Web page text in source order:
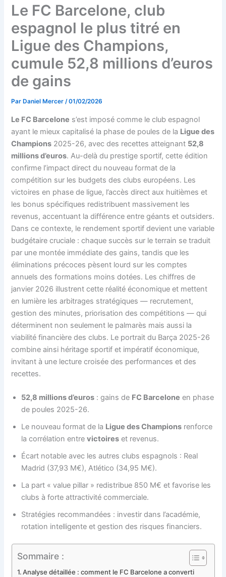
Le FC Barcelone, club
espagnol le plus titré en
Ligue des Champions,
cumule 52,8 millions d’euros
de gains
Par Daniel Mercer/01/02/2026
Le FC Barcelone s’est imposé comme le club espagnol
ayant le mieux capitalisé la phase de poules de la Ligue des
Champions 2025-26, avec des recettes atteignant 52,8
millions d’euros. Au-delà du prestige sportif, cette édition
confirme l’impact direct du nouveau format de la
compétition sur les budgets des clubs européens. Les
victoires en phase de ligue, l’accès direct aux huitièmes et
les bonus spécifiques redistribuent massivement les
revenus, accentuant la différence entre géants et outsiders.
Dans ce contexte, le rendement sportif devient une variable
budgétaire cruciale : chaque succès sur le terrain se traduit
par une montée immédiate des gains, tandis que les
éliminations précoces pèsent lourd sur les comptes
annuels des formations moins dotées. Les chiffres de
janvier 2026 illustrent cette réalité économique et mettent
en lumière les arbitrages stratégiques — recrutement,
gestion des minutes, priorisation des compétitions — qui
déterminent non seulement le palmarès mais aussi la
viabilité financière des clubs. Le portrait du Barça 2025-26
combine ainsi héritage sportif et impératif économique,
invitant à une lecture croisée des performances et des
recettes.
52,8 millions d’euros : gains de FC Barcelone en phase
de poules 2025-26.
Le nouveau format de la Ligue des Champions renforce
la corrélation entrevictoires et revenus.
Écart notable avec les autres clubs espagnols : Real
Madrid (37,93 M€), Atlético (34,95 M€).
La part « value pillar » redistribue 850 M€ et favorise les
clubs à forte attractivité commerciale.
Stratégies recommandées : investir dans l’académie,
rotation intelligente et gestion des risques financiers.
Sommaire :
Analyse détaillée : comment le FC Barcelone a converti